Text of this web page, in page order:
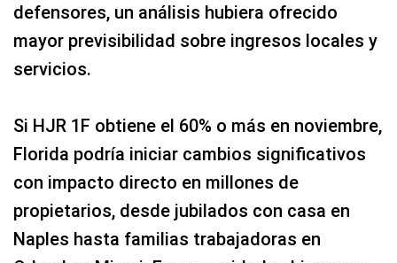
defensores, un análisis hubiera ofrecido
mayor previsibilidad sobre ingresos locales y
servicios.
Si HJR 1F obtiene el 60% o más en noviembre,
Florida podría iniciar cambios significativos
con impacto directo en millones de
propietarios, desde jubilados con casa en
Naples hasta familias trabajadoras en